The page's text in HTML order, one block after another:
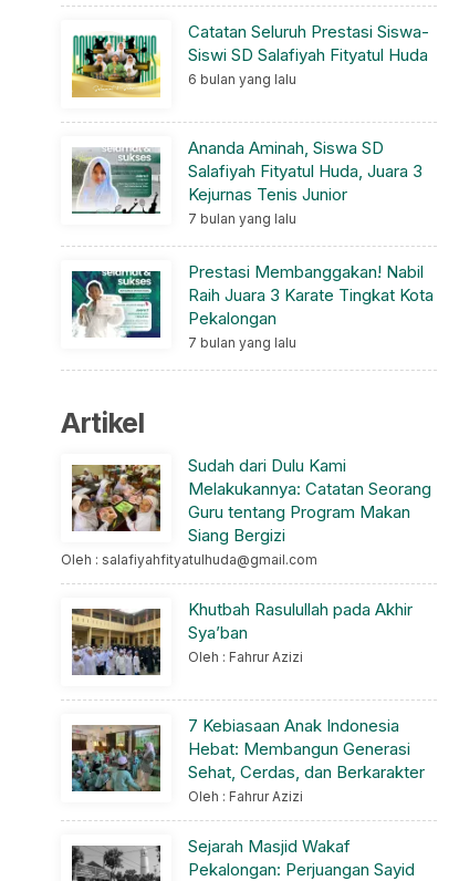
Catatan Seluruh Prestasi Siswa-
Siswi SD Salafiyah Fityatul Huda
6 bulan yang lalu
Ananda Aminah, Siswa SD
Salafiyah Fityatul Huda, Juara 3
Kejurnas Tenis Junior
7 bulan yang lalu
Prestasi Membanggakan! Nabil
Raih Juara 3 Karate Tingkat Kota
Pekalongan
7 bulan yang lalu
Artikel
Sudah dari Dulu Kami
Melakukannya: Catatan Seorang
Guru tentang Program Makan
Siang Bergizi
Oleh : salafiyahfityatulhuda@gmail.com
Khutbah Rasulullah pada Akhir
Sya’ban
Oleh : Fahrur Azizi
7 Kebiasaan Anak Indonesia
Hebat: Membangun Generasi
Sehat, Cerdas, dan Berkarakter
Oleh : Fahrur Azizi
Sejarah Masjid Wakaf
Pekalongan: Perjuangan Sayid